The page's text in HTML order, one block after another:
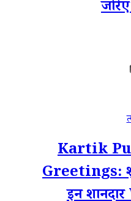
Kartik
Greetings:
इन